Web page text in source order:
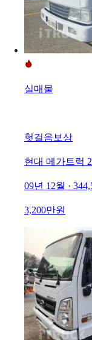
실매물
헛걸음보상
현대 메가트럭
09년 12월 ·
3,200만원